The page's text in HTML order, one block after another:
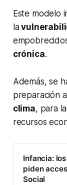
Este modelo
la
crónica.
Además, se
preparación
clima, para
recursos
Infancia:
piden
Social